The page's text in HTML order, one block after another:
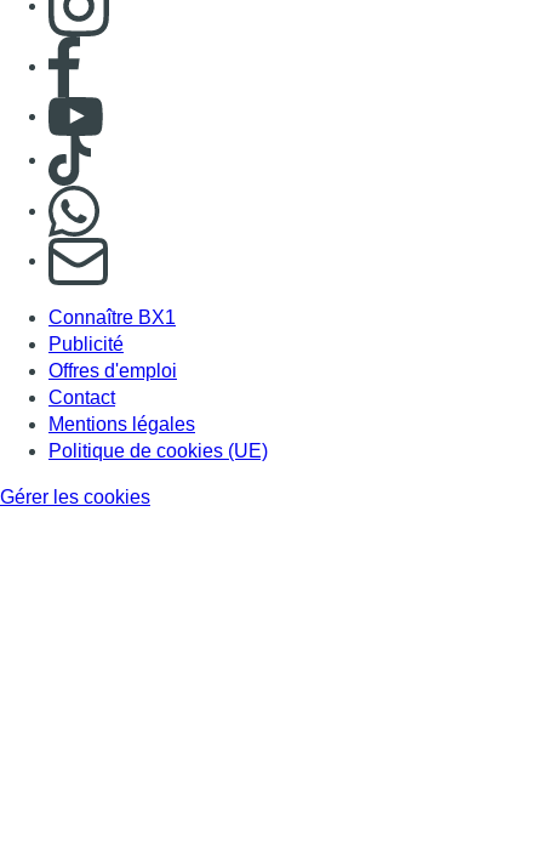
Consulter page Facebook
Consulter Youtube
Consulter TikTok
S'abonner à notre newsletter
Connaître BX1
Publicité
Offres d'emploi
Contact
Mentions légales
Politique de cookies (UE)
Gérer les cookies